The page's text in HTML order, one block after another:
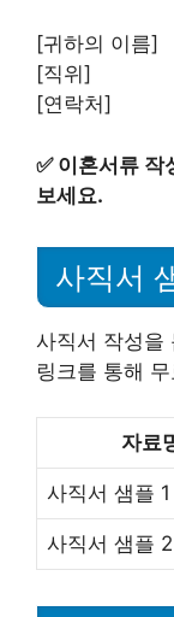
[귀하의 이름]
[직위]
[연락처]
✅ 이혼서류 작
보세요.
사직서
사직서 작성을
링크를 통해
자료
사직서 샘플 1
사직서 샘플 2